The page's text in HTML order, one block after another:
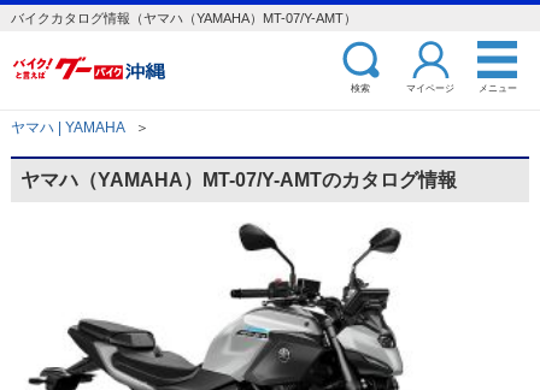
バイクカタログ情報（ヤマハ（YAMAHA）MT-07/Y-AMT）
検索 マイページ メニュー
ヤマハ | YAMAHA ＞
ヤマハ（YAMAHA）MT-07/Y-AMTのカタログ情報